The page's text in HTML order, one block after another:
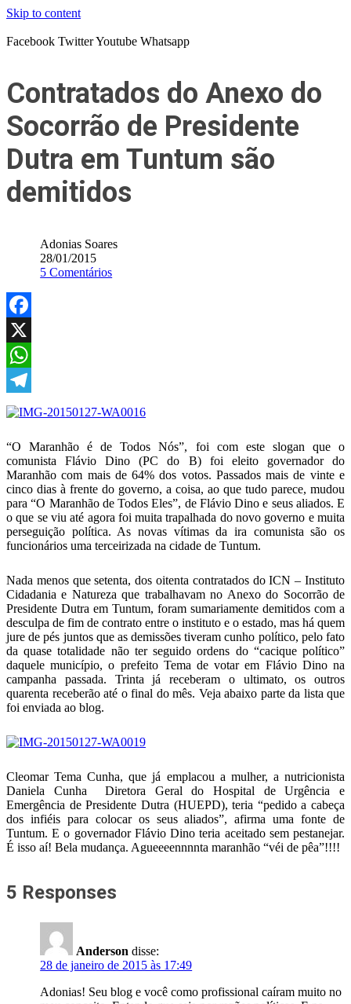
Skip to content
Facebook TwitterYoutube Whatsapp
Contratados do Anexo do
Socorrão de Presidente
Dutra em Tuntum são
demitidos
Adonias Soares
28/01/2015
5 Comentários
Facebook
X
WhatsApp
Telegram
“O Maranhão é de Todos Nós”, foi com este slogan que o
comunista Flávio Dino (PC do B) foi eleito governador do
Maranhão com mais de 64% dos votos. Passados mais de vinte e
cinco dias à frente do governo, a coisa, ao que tudo parece, mudou
para “O Maranhão de Todos Eles”, de Flávio Dino e seus aliados. E
o que se viu até agora foi muita trapalhada do novo governo e muita
perseguição política. As novas vítimas da ira comunista são os
funcionários uma terceirizada na cidade de Tuntum.
Nada menos que setenta, dos oitenta contratados do ICN – Instituto
Cidadania e Natureza que trabalhavam no Anexo do Socorrão de
Presidente Dutra em Tuntum, foram sumariamente demitidos com a
desculpa de fim de contrato entre o instituto e o estado, mas há quem
jure de pés juntos que as demissões tiveram cunho político, pelo fato
da quase totalidade não ter seguido ordens do “cacique político”
daquele município, o prefeito Tema de votar em Flávio Dino na
campanha passada. Trinta já receberam o ultimato, os outros
quarenta receberão até o final do mês. Veja abaixo parte da lista que
foi enviada ao blog.
Cleomar Tema Cunha, que já emplacou a mulher, a nutricionista
Daniela Cunha Diretora Geral do Hospital de Urgência e
Emergência de Presidente Dutra (HUEPD), teria “pedido a cabeça
dos infiéis para colocar os seus aliados”, afirma uma fonte de
Tuntum. E o governador Flávio Dino teria aceitado sem pestanejar.
É isso aí! Bela mudança. Agueeeennnnta maranhão “véi de pêa”!!!!
5 Responses
Anderson disse:
28 de janeiro de 2015 às 17:49
Adonias! Seu blog e você como profissional caíram muito no